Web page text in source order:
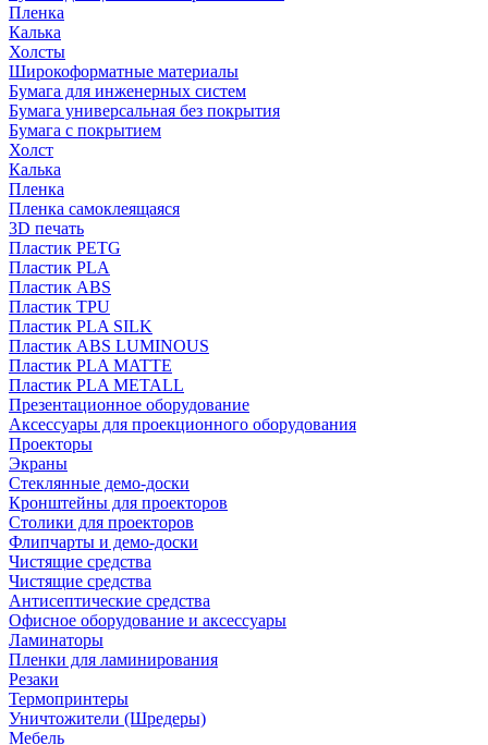
Пленка
Калька
Холсты
Широкоформатные материалы
Бумага для инженерных систем
Бумага универсальная без покрытия
Бумага с покрытием
Холст
Калька
Пленка
Пленка самоклеящаяся
3D печать
Пластик PETG
Пластик PLA
Пластик ABS
Пластик TPU
Пластик PLA SILK
Пластик ABS LUMINOUS
Пластик PLA MATTE
Пластик PLA METALL
Презентационное оборудование
Аксессуары для проекционного оборудования
Проекторы
Экраны
Стеклянные демо-доски
Кронштейны для проекторов
Столики для проекторов
Флипчарты и демо-доски
Чистящие средства
Чистящие средства
Антисептические средства
Офисное оборудование и аксессуары
Ламинаторы
Пленки для ламинирования
Резаки
Термопринтеры
Уничтожители (Шредеры)
Мебель